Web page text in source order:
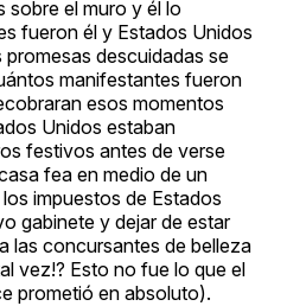
sobre el muro y él lo
fueron él y Estados Unidos
descuidadas se
manifestantes fueron
esos momentos
Unidos estaban
festivos antes de verse
fea en medio de un
impuestos de Estados
gabinete y dejar de estar
las concursantes de belleza
vez!? Esto no fue lo que el
prometió en absoluto).